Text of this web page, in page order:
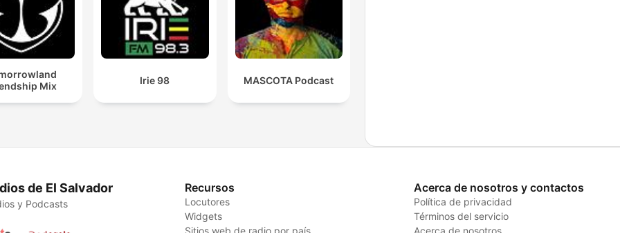
Mix
Irie 98 MASCOTA Podcast
de El Salvador
y Podcasts
Recursos
Locutores
Widgets
Sitios web de radio por país
Acerca de nosotros y contactos
Política de privacidad
Términos del servicio
Acerca de nosotros